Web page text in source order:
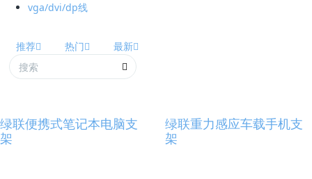
vga/dvi/dp线
推荐 热门 最新
绿联便携式笔记本电脑支
架
绿联重力感应车载手机支
架